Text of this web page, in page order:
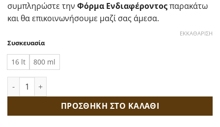
συμπληρώστε την Φόρμα Ενδιαφέροντοςπαρακάτω
και θα επικοινωνήσουμε μαζί σας άμεσα.
Συσκευασία
16 lt 800 ml
ΕΚΚΑΘΆΡΙΣΗ
Helosate Plus 450SL ποσότητα
ΠΡΟΣΘΗΚΗ ΣΤΟ ΚΑΛΑΘΙ